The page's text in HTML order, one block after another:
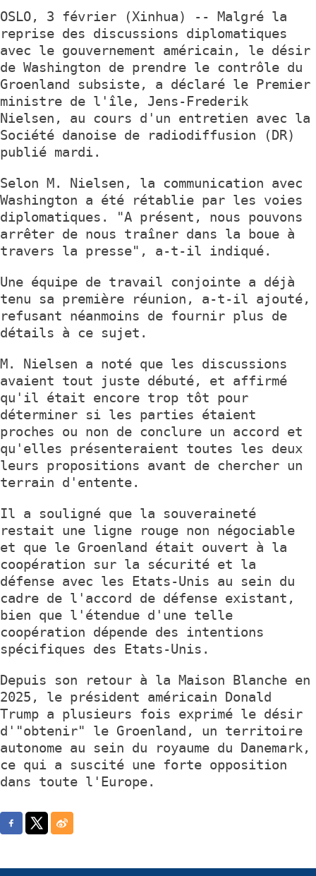
OSLO, 3 février (Xinhua) -- Malgré la
reprise des discussions diplomatiques
avec le gouvernement américain, le désir
de Washington de prendre le contrôle du
Groenland subsiste, a déclaré le Premier
ministre de l'île, Jens-Frederik
Nielsen, au cours d'un entretien avec la
Société danoise de radiodiffusion (DR)
publié mardi.
Selon M. Nielsen, la communication avec
Washington a été rétablie par les voies
diplomatiques. "A présent, nous pouvons
arrêter de nous traîner dans la boue à
travers la presse", a-t-il indiqué.
Une équipe de travail conjointe a déjà
tenu sa première réunion, a-t-il ajouté,
refusant néanmoins de fournir plus de
détails à ce sujet.
M. Nielsen a noté que les discussions
avaient tout juste débuté, et affirmé
qu'il était encore trop tôt pour
déterminer si les parties étaient
proches ou non de conclure un accord et
qu'elles présenteraient toutes les deux
leurs propositions avant de chercher un
terrain d'entente.
Il a souligné que la souveraineté
restait une ligne rouge non négociable
et que le Groenland était ouvert à la
coopération sur la sécurité et la
défense avec les Etats-Unis au sein du
cadre de l'accord de défense existant,
bien que l'étendue d'une telle
coopération dépende des intentions
spécifiques des Etats-Unis.
Depuis son retour à la Maison Blanche en
2025, le président américain Donald
Trump a plusieurs fois exprimé le désir
d'"obtenir" le Groenland, un territoire
autonome au sein du royaume du Danemark,
ce qui a suscité une forte opposition
dans toute l'Europe.